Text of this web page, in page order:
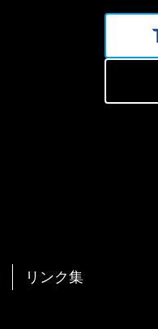
リンク集